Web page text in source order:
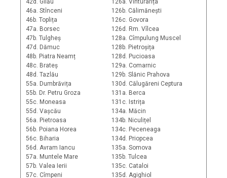
42d. Gilău
46a. Stînceni
46b. Toplița
47a. Borsec
47b. Tulgheș
47d. Dămuc
48b. Piatra Neamț
48c. Brateș
48d. Tazlău
55a. Dumbrăvița
55b. Dr. Petru Groza
55c. Moneasa
55d. Vașcău
56a. Pietroasa
56b. Poiana Horea
56c. Biharia
56d. Avram Iancu
57a. Muntele Mare
57b. Valea Ierii
57c. Cîmpeni
126a. Vînturarița
126b. Călimănești
126c. Govora
126d. Rm. Vîlcea
128a. Cîmpulung Muscel
128b. Pietroșița
128d. Pucioasa
129a. Comarnic
129b. Slănic Prahova
130d. Călugăreni Ceptura
131a. Berca
131c. Istrița
134a. Măcin
134b. Niculițel
134c. Peceneaga
134d. Priopcea
135a. Somova
135b. Tulcea
135c. Cataloi
135d. Agighiol